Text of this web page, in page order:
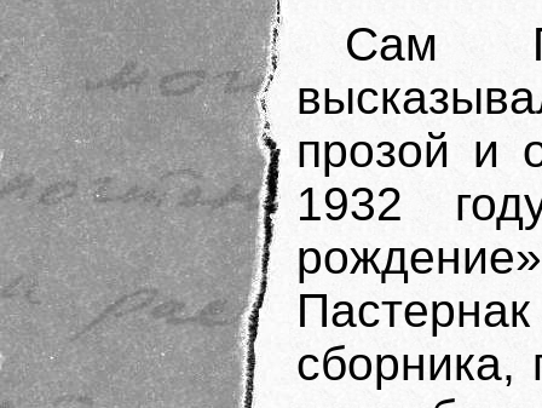
Сам
прозой и
1932
сборника,